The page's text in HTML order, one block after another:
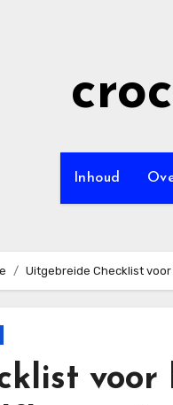
Inhoud
Uitgebreide Checklist